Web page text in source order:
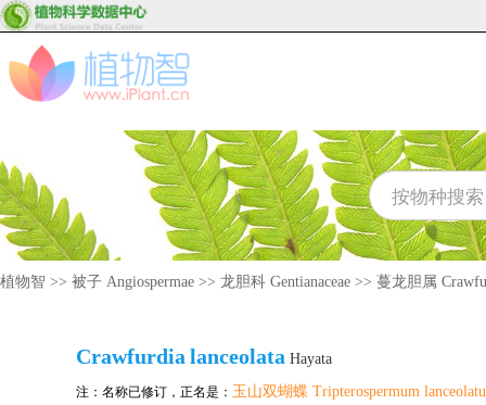
植物智 >> 被子 Angiospermae >> 龙胆科 Gentianaceae >> 蔓龙胆属
Crawfurdia lanceolata Hayata
注：名称已修订，正名是： 玉山双蝴蝶 Tripterospermum